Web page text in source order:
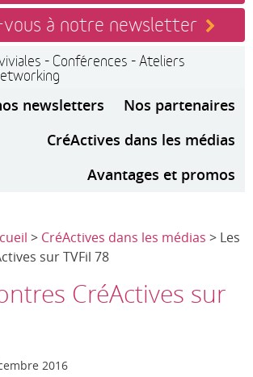
vous à notre newsletter
- Conférences - Ateliers
newsletters
Nos partenaires
CréActives dans les médias
Avantages et promos
> CréActives dans les médias > Les
sur TVFil 78
CréActives sur
2016